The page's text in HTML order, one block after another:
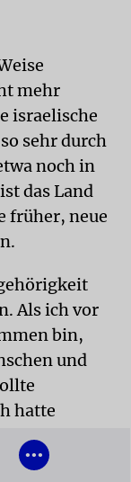
•••
mehr
israelische
sehr durch
noch in
das Land
früher, neue
Als ich vor
bin,
und
hatte
israelische